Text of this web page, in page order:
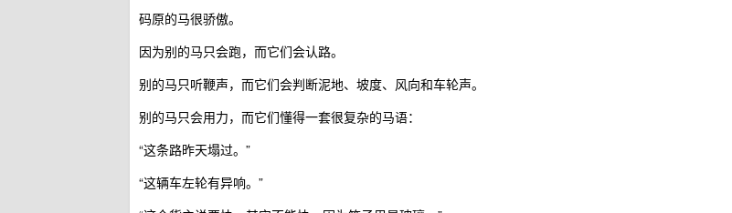
码原的马很骄傲。
因为别的马只会跑，而它们会认路。
别的马只听鞭声，而它们会判断泥地、坡度、风向和车轮声。
别的马只会用力，而它们懂得一套很复杂的马语：
“这条路昨天塌过。”
“这辆车左轮有异响。”